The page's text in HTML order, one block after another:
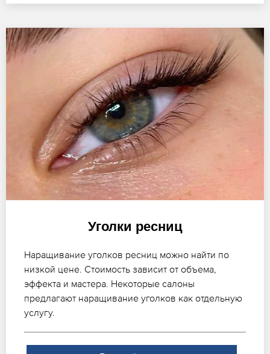
Уголки ресниц
Наращивание уголков ресниц можно найти по
низкой цене. Стоимость зависит от объема,
эффекта и мастера. Некоторые салоны
предлагают наращивание уголков как отдельную
услугу.